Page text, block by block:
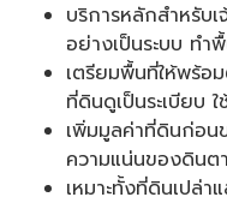
บริการหลักสำหรับ
อย่างเป็นระบบ ทำพื้
เตรียมพื้นที่ให้พร้อ
ที่ดินดูเป็นระเบียบ
เพิ่มมูลค่าที่ดินก่อ
ความแน่นของดินต
เหมาะทั้งที่ดินเปล่